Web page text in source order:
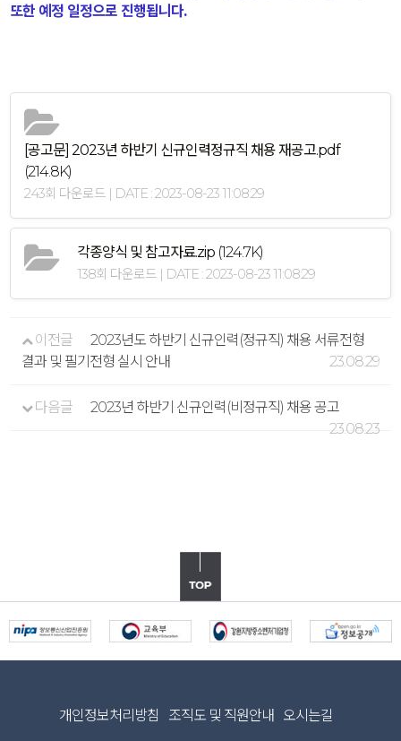
또한 예정 일정으로 진행됩니다.
[공고문] 2023년 하반기 신규인력정규직 채용 재공고.pdf
(214.8K)
243회 다운로드 | DATE : 2023-08-23 11:08:29
각종양식 및 참고자료.zip (124.7K)
138회 다운로드 | DATE : 2023-08-23 11:08:29
이전글
2023년도 하반기 신규인력(정규직) 채용 서류전형
결과 및 필기전형 실시 안내
23.08.29
다음글
2023년 하반기 신규인력(비정규직) 채용 공고
23.08.23
개인정보처리방침 조직도 및 직원안내 오시는길